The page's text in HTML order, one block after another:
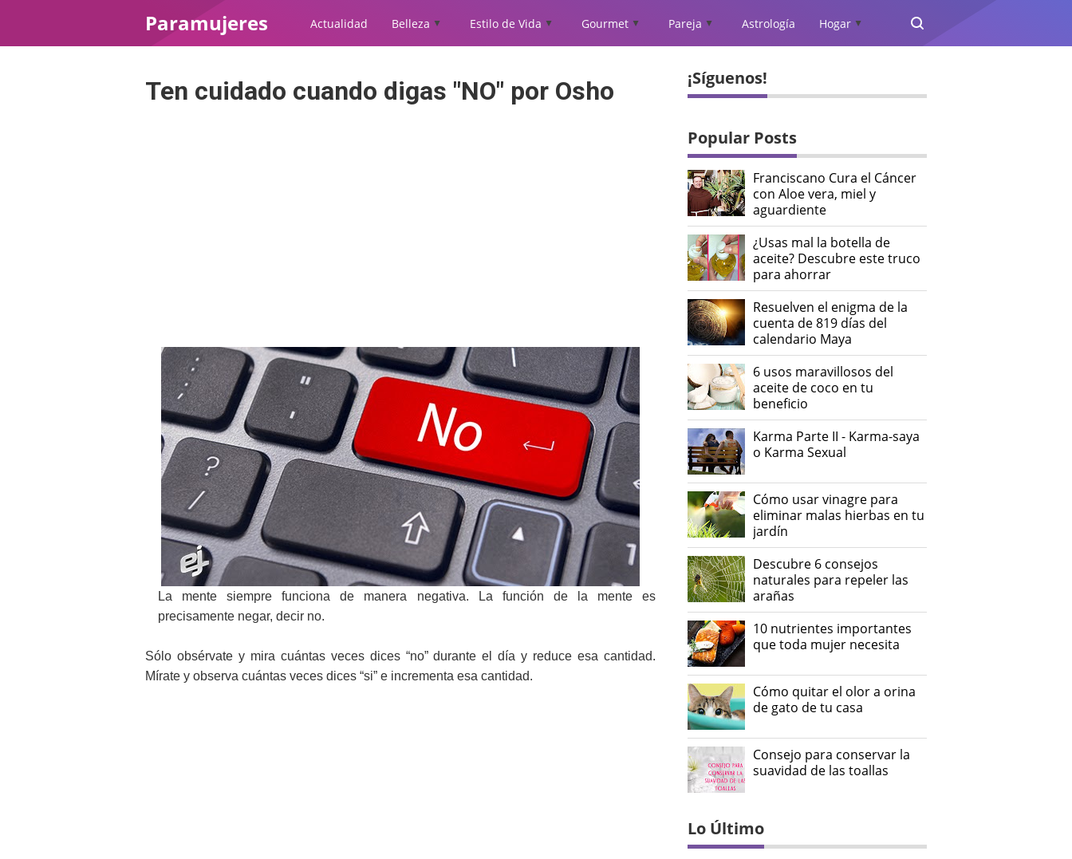
Paramujeres Actualidad Belleza ▲ Estilo de Vida ▲ Gourmet ▲ Pareja ▲ Astrología Hogar ▲
Ten cuidado cuando digas "NO" por Osho
La mente siempre funciona de manera negativa. La función de la mente es
precisamente negar, decir no.
Sólo obsérvate y mira cuántas veces dices “no” durante el día y reduce esa cantidad.
Mírate y observa cuántas veces dices “si” e incrementa esa cantidad.
¡Síguenos!
Popular Posts
Franciscano Cura el Cáncer
con Aloe vera, miel y
aguardiente
¿Usas mal la botella de
aceite? Descubre este truco
para ahorrar
Resuelven el enigma de la
cuenta de 819 días del
calendario Maya
6 usos maravillosos del
aceite de coco en tu
beneficio
Karma Parte II - Karma-saya
o Karma Sexual
Cómo usar vinagre para
eliminar malas hierbas en tu
jardín
Descubre 6 consejos
naturales para repeler las
arañas
10 nutrientes importantes
que toda mujer necesita
Cómo quitar el olor a orina
de gato de tu casa
Consejo para conservar la
suavidad de las toallas
Lo Último